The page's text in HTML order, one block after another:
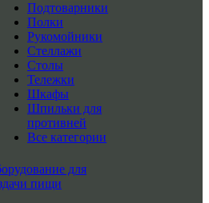
Подтоварники
Полки
Рукомойники
Стеллажи
Столы
Тележки
Шкафы
Шпильки для
противней
Все категории
для
пищи